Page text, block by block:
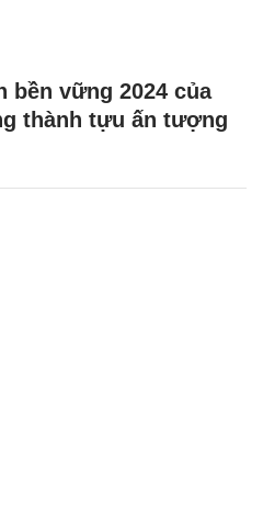
bền vững 2024 của
thành tựu ấn tượng